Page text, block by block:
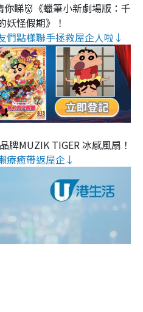
你睇👹《蠟筆小新劇場版：千
妖怪假期》！
們點樣聯手拯救屋企人啦↓
牌MUZIK TIGER 冰感風扇！
療癒帶返屋企↓